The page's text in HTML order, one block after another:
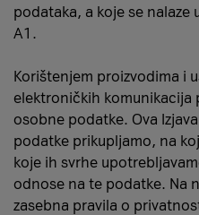
podataka, a koje se nalaze
A1.
Korištenjem proizvodima i
elektroničkih komunikacija
osobne podatke. Ova
podatke prikupljamo, na
koje ih svrhe
odnose na te podatke. Na
zasebna pravila o